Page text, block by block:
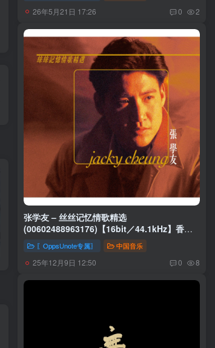
26年5月21日 17:26 0 2
张学友 – 丝丝记忆情歌精选
(00602488963176)【16bit／44.1kHz】香港
区
〖OppsUnote专属〗 中国音乐
25年12月9日 12:50 0 8